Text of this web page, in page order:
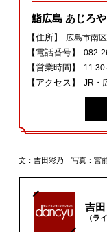
鮨広島 あじろ
【住所】 広島市南
【電話番号】 082-
【営業時間】
【アクセス】 JR・
文：吉田彩乃 写真：宮
吉
（ラ